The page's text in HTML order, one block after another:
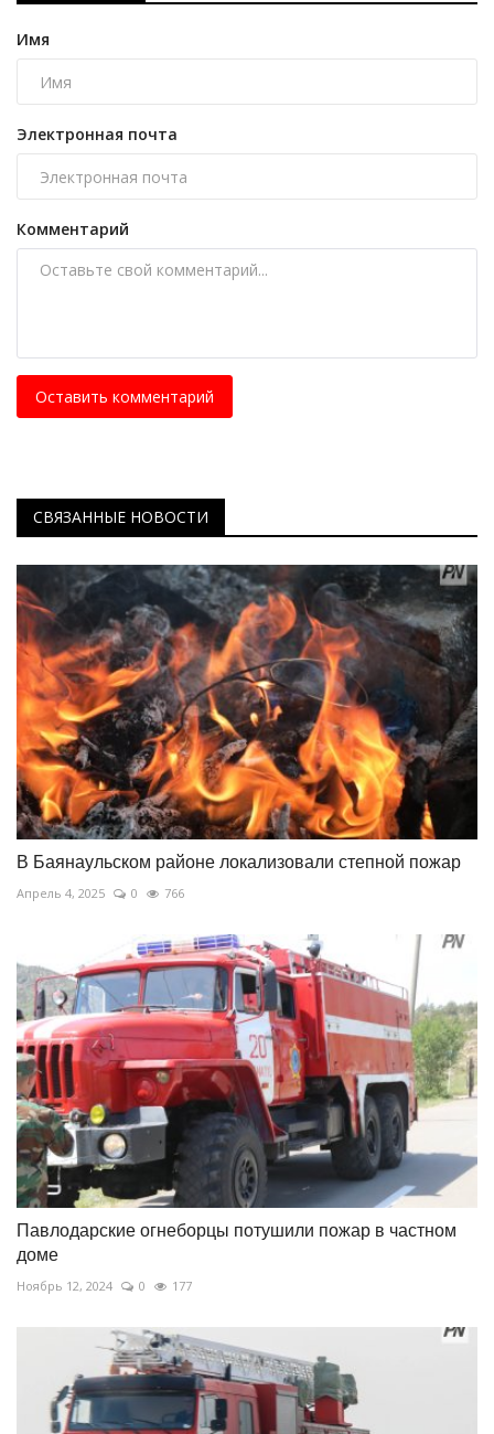
Имя
Электронная почта
Комментарий
Оставить комментарий
СВЯЗАННЫЕ НОВОСТИ
В Баянаульском районе локализовали степной пожар
Апрель 4, 2025 0 766
Павлодарские огнеборцы потушили пожар в частном
доме
Ноябрь 12, 2024 0 177